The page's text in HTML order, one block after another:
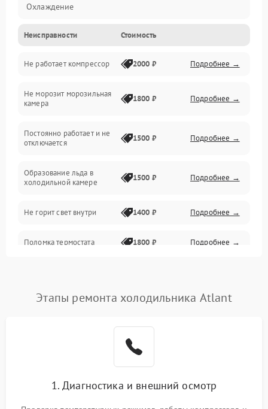
Охлаждение
Механика
Электропитание
Дренаж
Неисправности Стоимость
Не работает компрессор 2000 ₽ Подробнее →
Не морозит морозильная
камера
1800 ₽ Подробнее →
Постоянно работает и не
отключается
1500 ₽ Подробнее →
Образование льда в
холодильной камере
1500 ₽ Подробнее →
Не горит свет внутри 1400 ₽ Подробнее →
Поломка термостата 1800 ₽ Подробнее →
Поломка системы No Frost 2600 ₽ Подробнее →
2000 ₽ Подробнее →
Этапы ремонта холодильника Atlant
1. Диагностика и внешний осмотр